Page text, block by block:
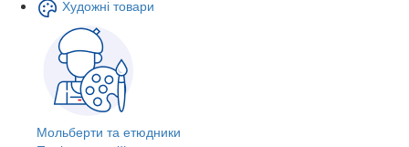
Художні товари
Мольберти та етюдники